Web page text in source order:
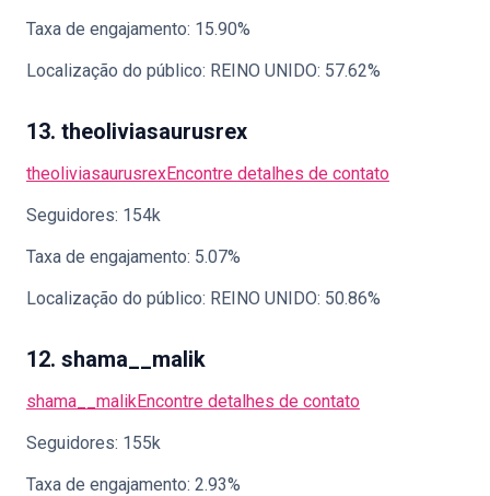
Taxa de engajamento: 15.90%
Localização do público: REINO UNIDO: 57.62%
13. theoliviasaurusrex
theoliviasaurusrexEncontre detalhes de contato
Seguidores: 154k
Taxa de engajamento: 5.07%
Localização do público: REINO UNIDO: 50.86%
12. shama__malik
shama__malikEncontre detalhes de contato
Seguidores: 155k
Taxa de engajamento: 2.93%